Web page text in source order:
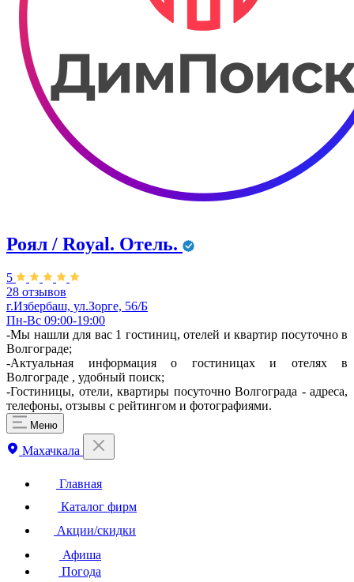
Роял / Royal. Отель.
5
28 отзывов
г.Избербаш, ул.Зорге, 56/Б
Пн-Вс 09:00-19:00
-Мы нашли для вас 1 гостиниц, отелей и квартир посуточно в
Волгограде;
-Актуальная информация о гостиницах и отелях в
Волгограде , удобный поиск;
-Гостиницы, отели, квартиры посуточно Волгограда - адреса,
телефоны, отзывы с рейтингом и фотографиями.
Меню
Махачкала
Главная
Каталог фирм
Акции/скидки
Афиша
Погода